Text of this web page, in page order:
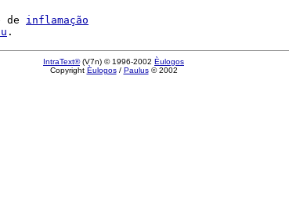
de inflamação
IntraText®(V7n) © 1996-2002 Èulogos
Copyright Èulogos/ Paulus© 2002